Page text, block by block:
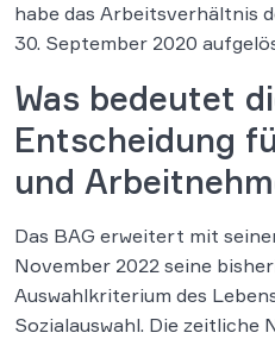
habe das Arbeitsverhältnis
30. September 2020
Was bedeutet
Entscheidung
und
Das BAG erweitert mit
November 2022 seine
Auswahlkriterium des
Sozialauswahl. Die zeitliche